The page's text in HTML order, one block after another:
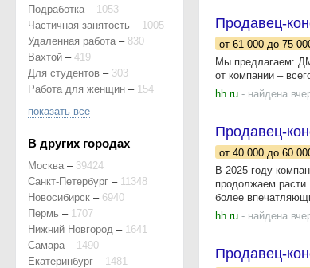
Продавец-
от 61 000 до 75
Мы предлагаем:
от компании –
hh.ru - найдена
Продавец-
от 40 000 до 60
B 2025 году
пpодолжаем
бoлeе
hh.ru - найдена
Продавец-
Подработка – 1053
Частичная занятость – 1005
Удаленная работа – 830
Вахтой – 419
Для студентов – 303
Работа для женщин – 154
показать все
В других городах
Москва – 39424
Санкт-Петербург – 11348
Новосибирск – 6940
Пермь – 1707
Нижний Новгород – 1641
Самара – 1490
Екатеринбург – 1481